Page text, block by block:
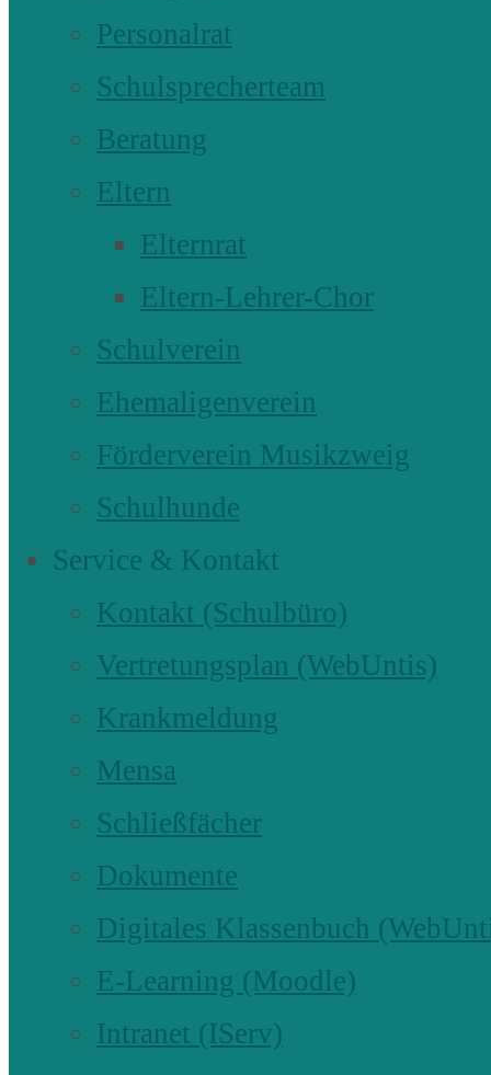
Personalrat
Schulsprecherteam
Beratung
Eltern
Elternrat
Eltern-Lehrer-Chor
Schulverein
Ehemaligenverein
Förderverein Musikzweig
Schulhunde
Service & Kontakt
Kontakt (Schulbüro)
Vertretungsplan (WebUntis)
Krankmeldung
Mensa
Schließfächer
Dokumente
Digitales Klassenbuch
E-Learning (Moodle)
Intranet (IServ)